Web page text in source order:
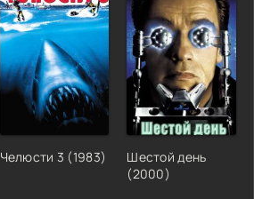
Челюсти 3 (1983)
Шестой день
(2000)